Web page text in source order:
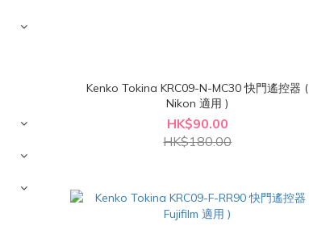
Kenko Tokina KRC09-N-MC30 快門遙控器 (
Nikon 適用 )
HK$90.00
HK$180.00